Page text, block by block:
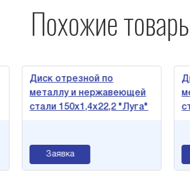
Похожие
Диск отрезной по
металлу и нержавеющей
стали 150х1,4х22,2 "Луга"
Диск
стали